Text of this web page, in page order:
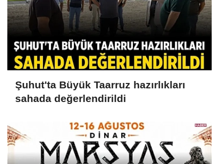
Şuhut'ta Büyük Taarruz hazırlıkları
sahada değerlendirildi